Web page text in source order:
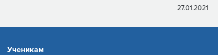
27.01.2021
Ученикам